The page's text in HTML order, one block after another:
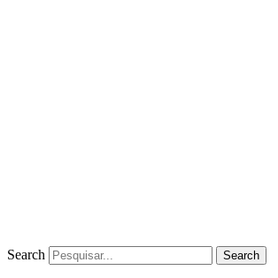
Search Search